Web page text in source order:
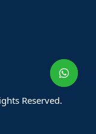
Reserved.